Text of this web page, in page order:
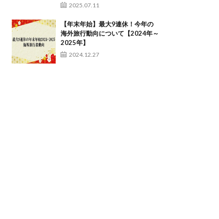
2025.07.11
【年末年始】最大9連休！今年の
海外旅行動向について【2024年～
2025年】
2024.12.27